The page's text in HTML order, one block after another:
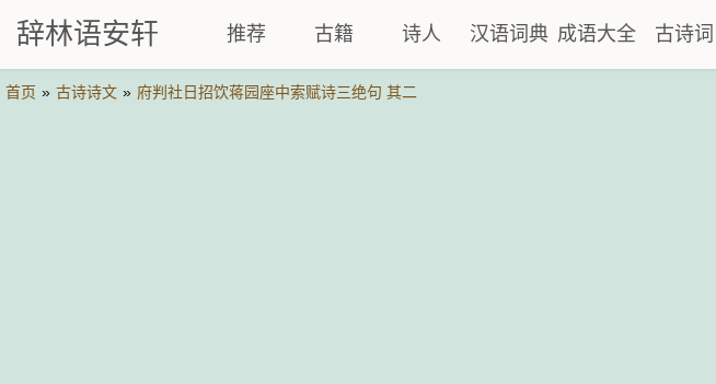
辞林语安轩 推荐 古籍 诗人 汉语词典 成语大全 古诗词
首页 » 古诗诗文 » 府判社日招饮蒋园座中索赋诗三绝句 其二